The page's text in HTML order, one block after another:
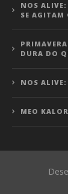
NOS ALIVE:
SE AGITAM
DURA DO
NOS
MEO